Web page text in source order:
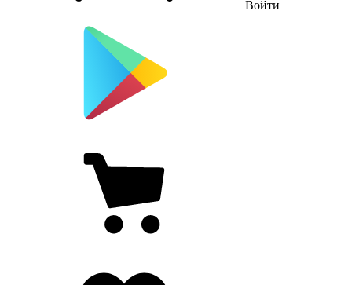
Войти